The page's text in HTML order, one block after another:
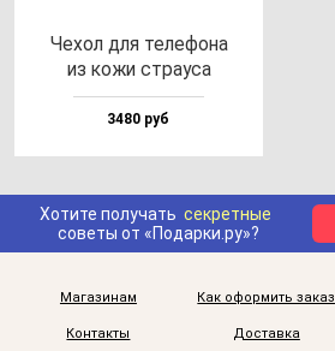
Чехол для те­ле­фо­на
из ко­жи стра­уса
3480 руб
Хотите получать секретные
советы от «Подарки.ру»?
Магазинам Как оформить заказ
Контакты Доставка